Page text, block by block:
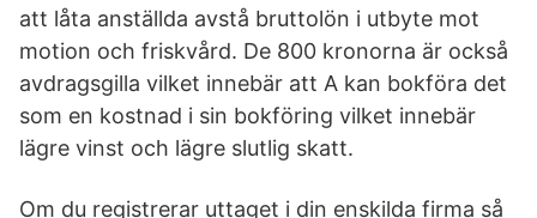
att låta anställda avstå bruttolön i utbyte mot
motion och friskvård. De 800 kronorna är också
avdragsgilla vilket innebär att A kan bokföra det
som en kostnad i sin bokföring vilket innebär
lägre vinst och lägre slutlig skatt.
Om du registrerar uttaget i din enskilda firma så